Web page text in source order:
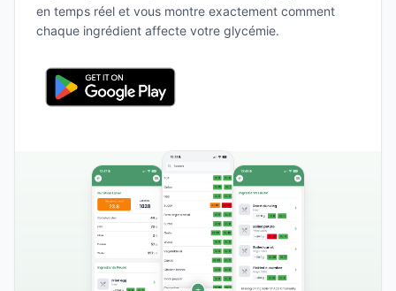
en temps réel et vous montre exactement comment
chaque ingrédient affecte votre glycémie.